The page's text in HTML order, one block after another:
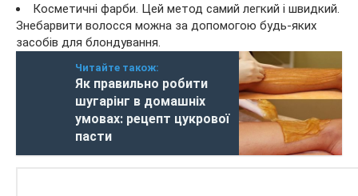
Косметичні фарби. Цей метод самий легкий і швидкий.
Знебарвити волосся можна за допомогою будь-яких
засобів для блондування.
Читайте також:
Як правильно робити
шугарінг в домашніх
умовах: рецепт цукрової
пасти